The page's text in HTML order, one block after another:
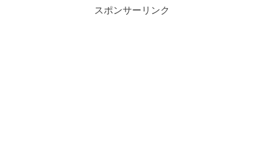
スポンサーリンク